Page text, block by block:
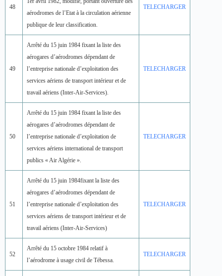
48
aérodromes de l’Etat à la circulation aérienne
publique de leur classification.
TELECHARGER
49
Arrêté du 15 juin 1984 fixant la liste des
aérogares d’aérodromes dépendant de
l’entreprise nationale d’exploitation des
services aériens de transport intérieur et de
travail aériens (Inter-Air-Services).
TELECHARGER
50
Arrêté du 15 juin 1984 fixant la liste des
aérogares d’aérodromes dépendant de
l’entreprise nationale d’exploitation de
services aériens international de transport
publics « Air Algérie ».
TELECHARGER
51
Arrêté du 15 juin 1984fixant la liste des
aérogares d’aérodromes dépendant de
l’entreprise nationale d’exploitation des
services aériens de transport intérieur et de
travail aériens (Inter-Air-Services)
TELECHARGER
52
Arrêté du 15 octobre 1984 relatif à
l’aérodrome à usage civil de Tébessa.
TELECHARGER